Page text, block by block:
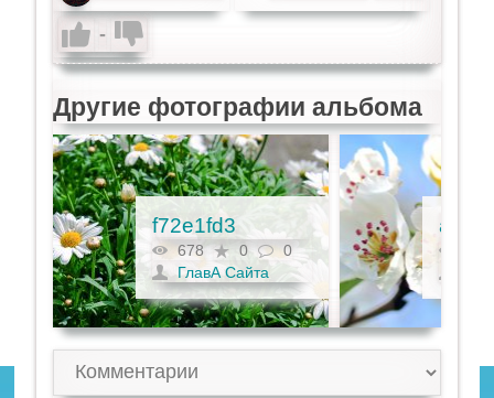
-
Другие фотографии альбома
f72e1fd3
678 0
0
ГлавА Сайта